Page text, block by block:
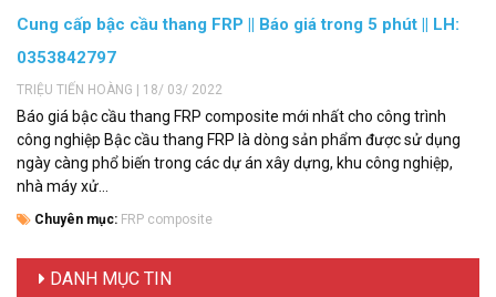
Cung cấp bậc cầu thang FRP || Báo giá trong 5 phút || LH:
0353842797
TRIỆU TIẾN HOÀNG | 18/ 03/ 2022
Báo giá bậc cầu thang FRP composite mới nhất cho công trình
công nghiệp Bậc cầu thang FRP là dòng sản phẩm được sử dụng
ngày càng phổ biến trong các dự án xây dựng, khu công nghiệp,
nhà máy xử...
Chuyên mục: FRP composite
DANH MỤC TIN